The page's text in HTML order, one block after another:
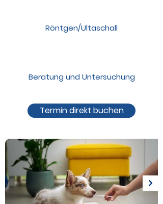
Röntgen/Ultaschall
Beratung und Untersuchung
Termin direkt buchen